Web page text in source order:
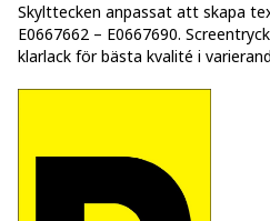
Skylttecken anpassat att skapa
E0667662 – E0667690.
klarlack för bästa kvalité i